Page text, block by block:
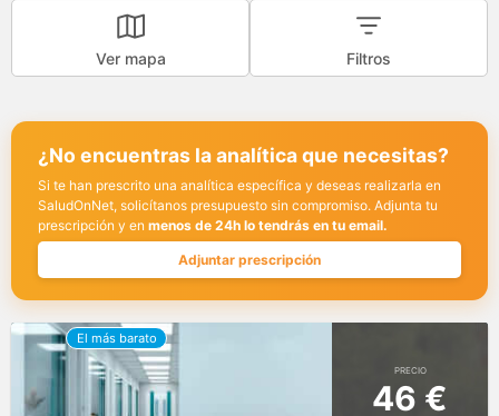
Ver mapa Filtros
¿No encuentras la analítica que necesitas?
Si te han prescrito una analítica específica y deseas realizarla en
SaludOnNet, solicítanos presupuesto sin compromiso. Adjunta tu
prescripción y en menos de 24h lo tendrás en tu email.
Adjuntar prescripción
PRECIO
46 €